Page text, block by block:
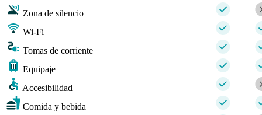
Zona de silencio
Wi-Fi
Tomas de corriente
Equipaje
Accesibilidad
Comida y bebida